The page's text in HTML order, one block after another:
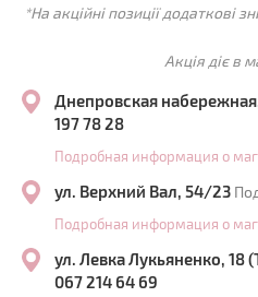
*На акційні позиції додаткові
Акція діє в
Днепровская
197 78 28
Подробная информация о
ул. Верхний Вал, 54/23
Подробная информация о
ул. Левка Лукьяненко, 18
067 214 64 69